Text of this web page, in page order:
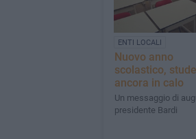
ENTI LOCALI
Nuovo anno
scolastico,
ancora in calo
Un messaggio di
presidente Bardi